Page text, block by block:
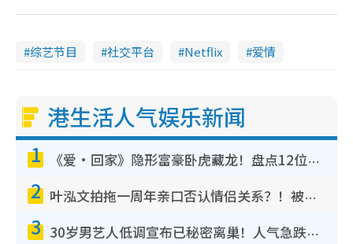
综艺节目 社交平台 Netflix 爱情
港生活人气娱乐新闻
1 《爱·回家》隐形富豪卧虎藏龙！盘点12位财气逼人的有钱艺人：这位美女3亿身家不愁做
2 叶泓文拍拖一周年亲口否认情侣关系？！被质疑感情造假竟称GM“普通同事”
3 30岁男艺人低调宣布已秘密离巢！人气急跌变失踪人口：“这几年过得并不容易”